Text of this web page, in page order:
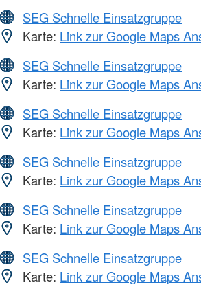
SEG Schnelle Einsatzgruppe
Karte: Link zur Google Maps
SEG Schnelle Einsatzgruppe
Karte: Link zur Google Maps
SEG Schnelle Einsatzgruppe
Karte: Link zur Google Maps
SEG Schnelle Einsatzgruppe
Karte: Link zur Google Maps
SEG Schnelle Einsatzgruppe
Karte: Link zur Google Maps
SEG Schnelle Einsatzgruppe
Karte: Link zur Google Maps